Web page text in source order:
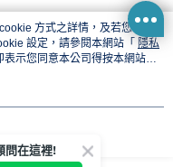
方式之詳情，及若您不希
設定，請參閱本網站「 隱私
示您同意本公司得按本網站使
問在這裡!